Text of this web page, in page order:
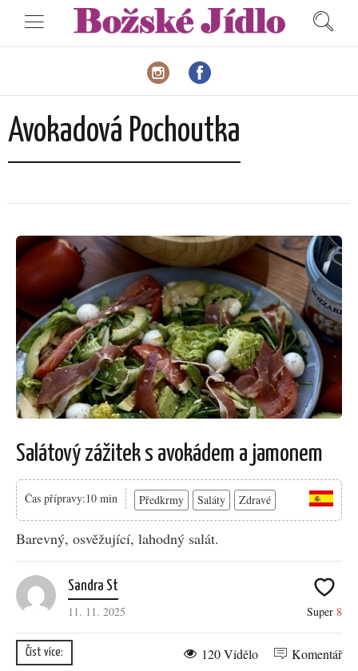
Avokadová Pochoutka
Salátový zážitek s avokádem a jamonem
Čas přípravy:10 min Předkrmy Saláty Zdravé
Barevný, osvěžující, lahodný salát.
Sandra St
11. 11. 2025
Super 8
Číst více: Komentář
120 Vidělo